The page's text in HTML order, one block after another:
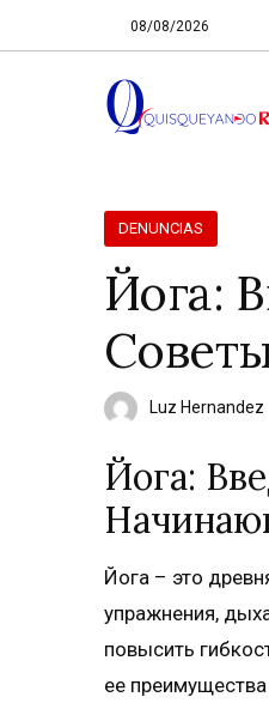
08/08/2026
DENUNCIAS
Йога:
Luz Hernandez
Йога:
Йога – это
упражнения,
повысить
ее